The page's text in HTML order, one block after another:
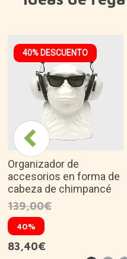
40% DESCUENTO
Organizador de
accesorios en forma de
cabeza de chimpancé
139,00€
40%
83,40€